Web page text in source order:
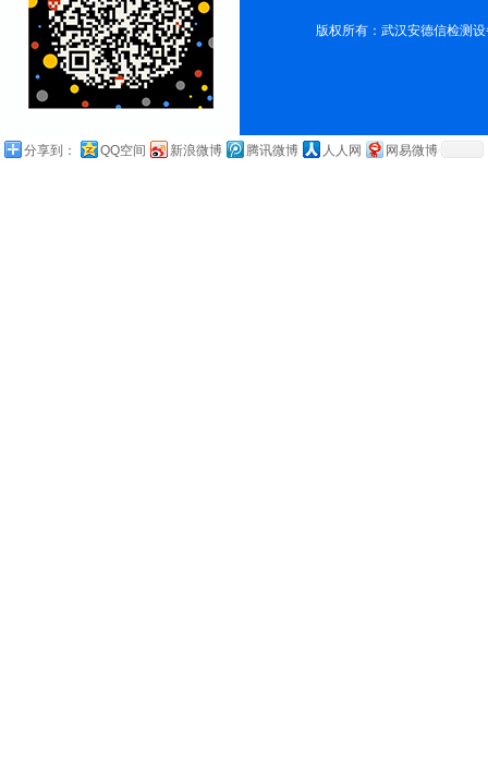
版权所有：武汉安德信检测
分享到： QQ空间 新浪微博 腾讯微博 人人网 网易微博